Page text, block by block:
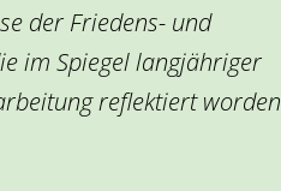
der Friedens- und
im Spiegel langjähriger
reflektiert worden